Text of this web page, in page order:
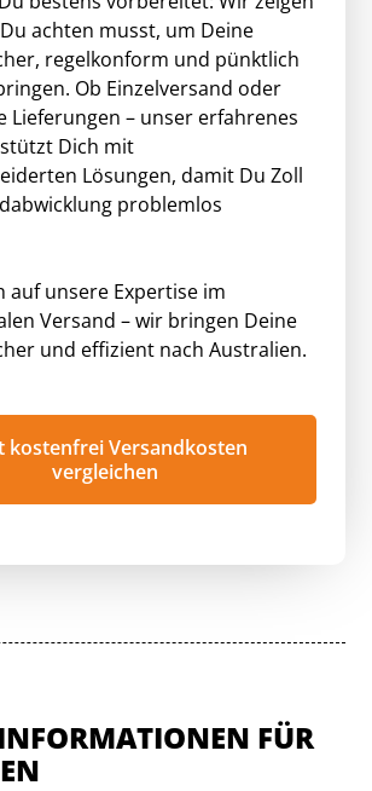
achten musst, um Deine
regelkonform und pünktlich
Ob Einzelversand oder
Lieferungen – unser erfahrenes
Dich mit
Lösungen, damit Du Zoll
problemlos
auf unsere Expertise im
Versand – wir bringen Deine
und effizient nach Australien.
kostenfrei Versandkosten
vergleichen
FÜR